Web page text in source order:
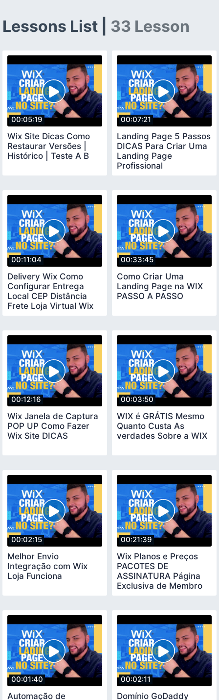
Lessons List | 33 Lesson
00:05:19
Wix Site Dicas Como
Restaurar Versões |
Histórico | Teste A B
00:07:21
Landing Page 5 Passos
DICAS Para Criar Uma
Landing Page
Profissional
00:11:04
Delivery Wix Como
Configurar Entrega
Local CEP Distância
Frete Loja Virtual Wix
00:33:45
Como Criar Uma
Landing Page na WIX
PASSO A PASSO
00:12:16
Wix Janela de Captura
POP UP Como Fazer
Wix Site DICAS
00:03:50
WIX é GRÁTIS Mesmo
Quanto Custa As
verdades Sobre a WIX
00:02:15
Melhor Envio
Integração com Wix
Loja Funciona
00:21:39
Wix Planos e Preços
PACOTES DE
ASSINATURA Página
Exclusiva de Membro
00:01:40
Automação de
00:02:11
Domínio GoDaddy